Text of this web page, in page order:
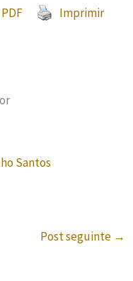
Imprimir
Santos
Post seguinte →